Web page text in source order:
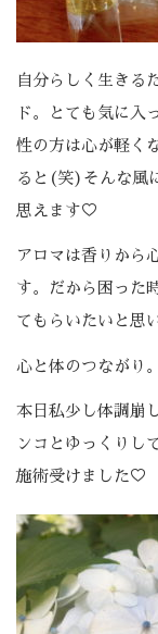
自分らしく生きる
ド。とても気に入
性の方は心が軽く
ると(笑)そんな風
思えます♡
アロマは香りから
す。だから困った
てもらいたいと思
心と体のつながり
本日私少し体調崩
ンコとゆっくりし
施術受けました♡